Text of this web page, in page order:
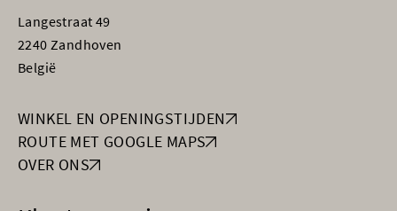
Langestraat 49
2240 Zandhoven
België
WINKEL EN OPENINGSTIJDEN
ROUTE MET GOOGLE MAPS
OVER ONS